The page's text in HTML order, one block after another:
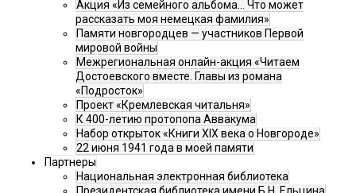
Акция «Из семейного альбома... Что может
рассказать моя немецкая фамилия»
Памяти новгородцев — участников Первой
мировой войны
Межрегиональная онлайн-акция «Читаем
Достоевского вместе. Главы из романа
«Подросток»
Проект «Кремлевская читальня»
К 400-летию протопопа Аввакума
Набор открыток «Книги XIX века о Новгороде»
22 июня 1941 года в моей памяти
Партнеры
Национальная электронная библиотека